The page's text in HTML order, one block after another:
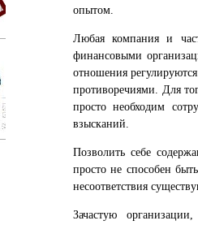
опытом.
Любая компания и
финансовыми
отношения
противоречиями. Для
просто необходим
взысканий.
Позволить себе
просто не способен
несоответствия
Зачастую